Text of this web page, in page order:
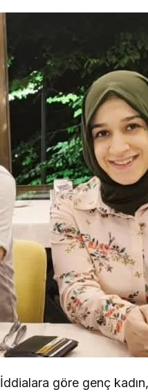
İddialara göre genç